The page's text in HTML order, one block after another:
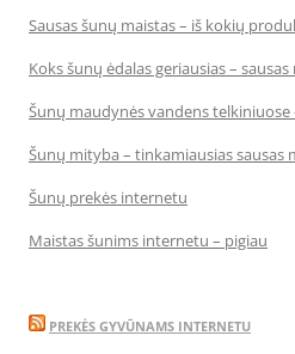
Sausas šunų maistas – iš kokių
Koks šunų ėdalas geriausias –
Šunų maudynės vandens
Šunų mityba – tinkamiausias sausas
Šunų prekės internetu
Maistas šunims internetu – pigiau
PREKĖS GYVŪNAMS INTERNETU